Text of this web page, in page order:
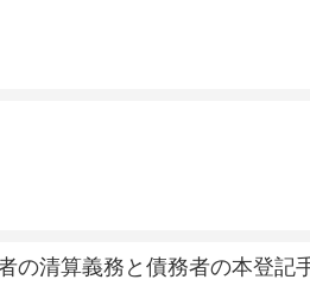
清算義務と債務者の本登記